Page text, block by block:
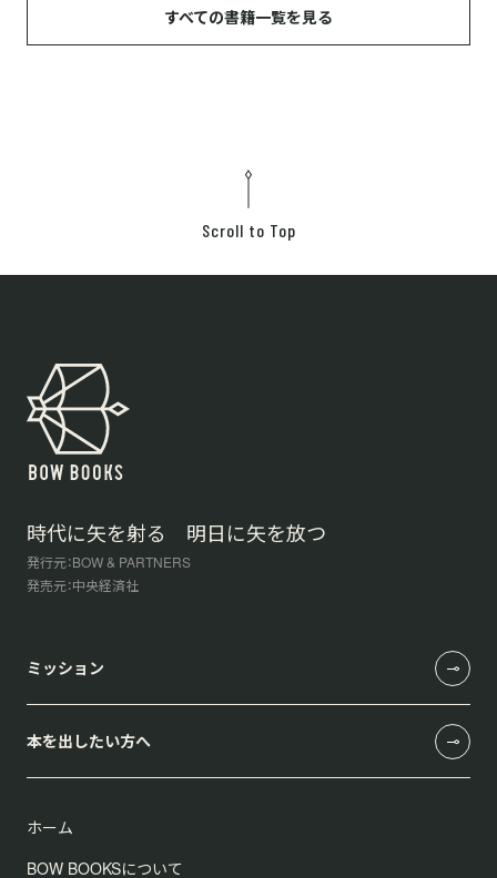
すべての書籍一覧を見る
Scroll to Top
時代に矢を射る 明日に矢を放つ
発行元：BOW & PARTNERS
発売元：中央経済社
ミッション
本を出したい方へ
ホーム
BOW BOOKSについて